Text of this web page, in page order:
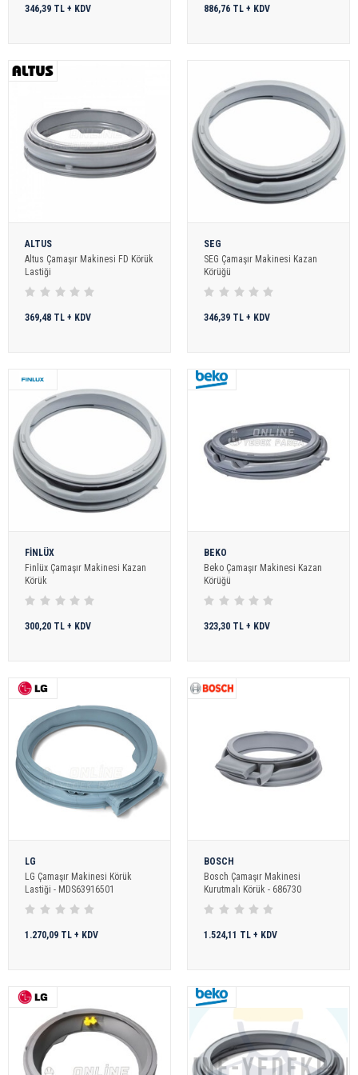
346,39 TL + KDV 886,76 TL + KDV
ALTUS
Altus Çamaşır Makinesi FD Körük
Lastiği
369,48 TL + KDV
SEG
SEG Çamaşır Makinesi Kazan
Körüğü
346,39 TL + KDV
FİNLÜX
Finlüx Çamaşır Makinesi Kazan
Körük
300,20 TL + KDV
BEKO
Beko Çamaşır Makinesi Kazan
Körüğü
323,30 TL + KDV
LG
LG Çamaşır Makinesi Körük
Lastiği - MDS63916501
1.270,09 TL + KDV
BOSCH
Bosch Çamaşır Makinesi
Kurutmalı Körük - 686730
1.524,11 TL + KDV